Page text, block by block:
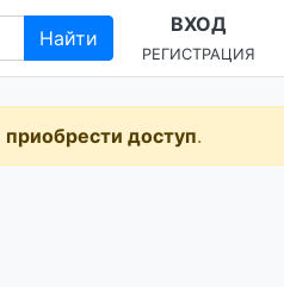
Найти
ВХОД
РЕГИСТРАЦИЯ
приобрести доступ.